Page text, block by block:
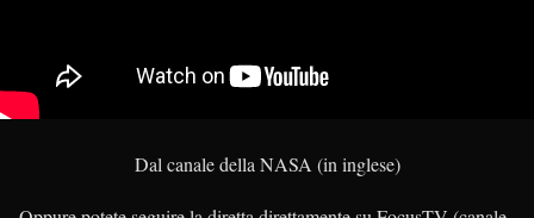
Dal canale della NASA (in inglese)